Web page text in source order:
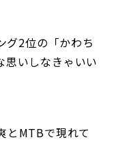
グ2位の「かわち
思いしなきゃいい
とMTBで現れて